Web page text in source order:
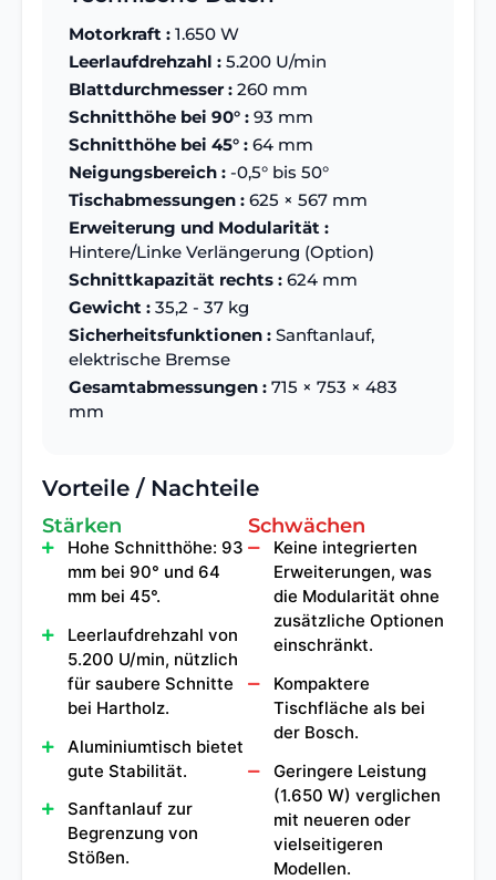
Motorkraft : 1.650 W
Leerlaufdrehzahl : 5.200 U/min
Blattdurchmesser : 260 mm
Schnitthöhe bei 90° : 93 mm
Schnitthöhe bei 45° : 64 mm
Neigungsbereich : -0,5° bis 50°
Tischabmessungen : 625 × 567 mm
Erweiterung und Modularität :
Hintere/Linke Verlängerung (Option)
Schnittkapazität rechts : 624 mm
Gewicht : 35,2 - 37 kg
Sicherheitsfunktionen : Sanftanlauf,
elektrische Bremse
Gesamtabmessungen : 715 × 753 × 483
mm
Vorteile / Nachteile
Stärken
Hohe Schnitthöhe: 93
mm bei 90° und 64
mm bei 45°.
Leerlaufdrehzahl von
5.200 U/min, nützlich
für saubere Schnitte
bei Hartholz.
Aluminiumtisch bietet
gute Stabilität.
Sanftanlauf zur
Begrenzung von
Stößen.
Schwächen
Keine integrierten
Erweiterungen, was
die Modularität ohne
zusätzliche Optionen
einschränkt.
Kompaktere
Tischfläche als bei
der Bosch.
Geringere Leistung
(1.650 W) verglichen
mit neueren oder
vielseitigeren
Modellen.